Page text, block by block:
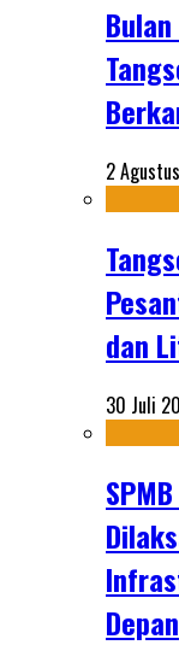
2
dan
30 Juli
Depan